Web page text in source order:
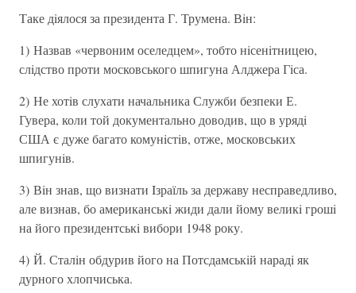
Таке дiялося за президента Г. Трумена. Вiн:
1) Назвав «червоним оселедцем», тобто нiсенiтницею,
слiдство проти московського шпигуна Алджера Гiса.
2) Не хотiв слухати начальника Служби безпеки Е.
Гувера, коли той документально доводив, що в урядi
США є дуже багато комунiстiв, отже, московських
шпигунiв.
3) Вiн знав, що визнати Iзраїль за державу несправедливо,
але визнав, бо американськi жиди дали йому великi грошi
на його президентськi вибори 1948 року.
4) Й. Сталiн обдурив його на Потсдамськiй нарадi як
дурного хлопчиська.